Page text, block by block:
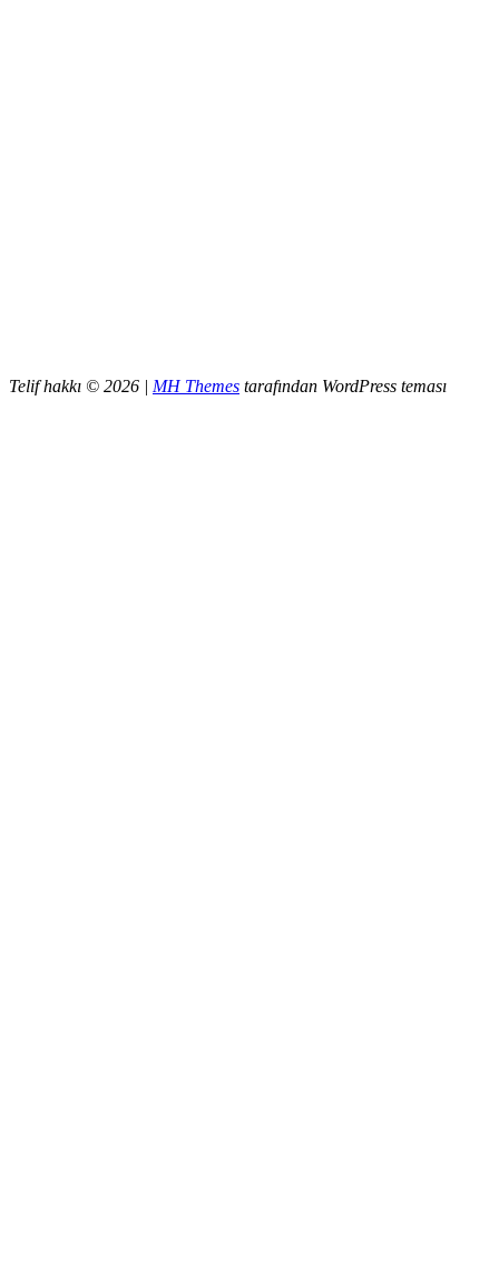
Telif hakkı © 2026 | MH Themes tarafından WordPress teması